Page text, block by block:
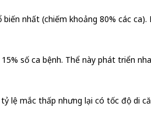
nhất (chiếm khoảng 80% các
số ca bệnh. Thể này phát triển
lệ mắc thấp nhưng lại có tốc độ di